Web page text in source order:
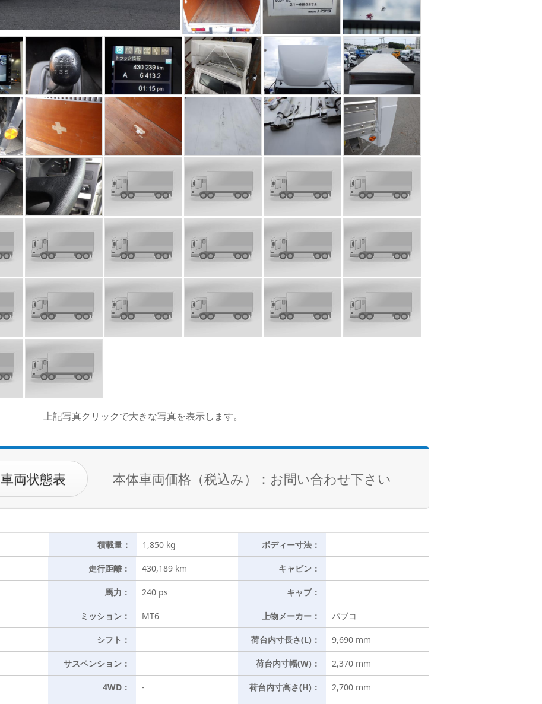
上記写真クリックで大きな写真を表示します。
車両状態表 本体車両価格（税込み）： お問い合わせ下さい
積載量： 1,850 kg ボディー寸法：
走行距離： 430,189 km キャビン：
馬力： 240 ps キャブ：
ミッション： MT6 上物メーカー： パブコ
シフト： 荷台内寸長さ(L)： 9,690 mm
サスペンション： 荷台内寸幅(W)： 2,370 mm
4WD： - 荷台内寸高さ(H)： 2,700 mm